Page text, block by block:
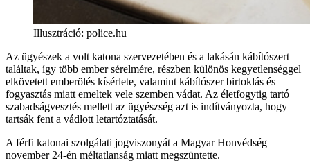
Illusztráció: police.hu
Az ügyészek a volt katona szervezetében és a lakásán kábítószert
találtak, így több ember sérelmére, részben különös kegyetlenséggel
elkövetett emberölés kísérlete, valamint kábítószer birtoklás és
fogyasztás miatt emeltek vele szemben vádat. Az életfogytig tartó
szabadságvesztés mellett az ügyészség azt is indítványozta, hogy
tartsák fent a vádlott letartóztatását.
A férfi katonai szolgálati jogviszonyát a Magyar Honvédség
november 24-én méltatlanság miatt megszüntette.